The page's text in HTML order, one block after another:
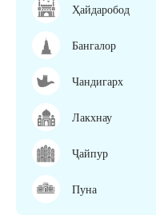
Ҳайдаробод
Бангалор
Чандигарх
Лакхнау
Ҷайпур
Пуна